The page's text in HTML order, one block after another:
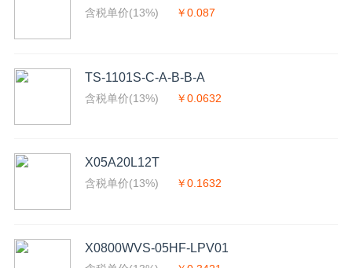
含税单价(13%) ￥0.087
TS-1101S-C-A-B-B-A
含税单价(13%) ￥0.0632
X05A20L12T
含税单价(13%) ￥0.1632
X0800WVS-05HF-LPV01